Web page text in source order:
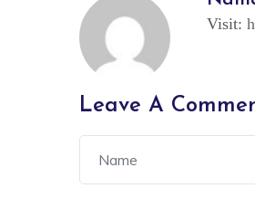
Visit:
Leave A